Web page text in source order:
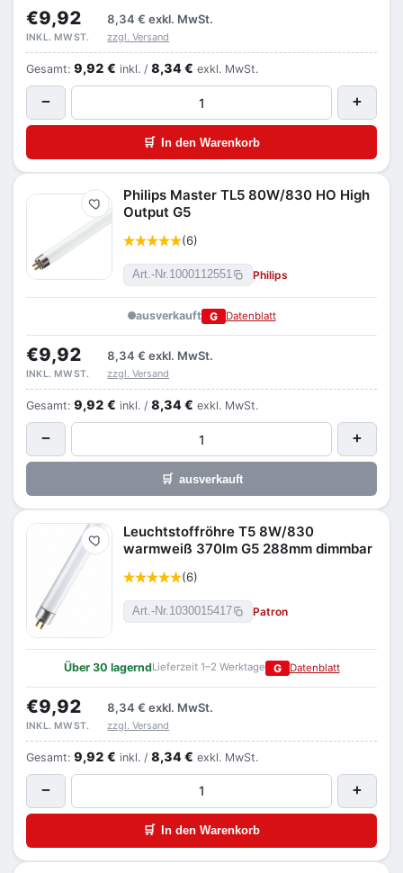
€9,92 8,34 € exkl. MwSt.
INKL. MWST. zzgl. Versand
Gesamt: 9,92 € inkl. / 8,34 € exkl. MwSt.
− +
🛒 In den Warenkorb
Merken
Philips Master TL5 80W/830 HO High
Output G5
(6)
Art.-Nr.1000112551 Philips
ausverkauft G Datenblatt
€9,92 8,34 € exkl. MwSt.
INKL. MWST. zzgl. Versand
Gesamt: 9,92 € inkl. / 8,34 € exkl. MwSt.
− +
🛒 ausverkauft
Merken
Leuchtstoffröhre T5 8W/830
warmweiß 370lm G5 288mm dimmbar
(6)
Art.-Nr.1030015417 Patron
Über 30 lagerndLieferzeit 1–2 Werktage G Datenblatt
€9,92 8,34 € exkl. MwSt.
INKL. MWST. zzgl. Versand
Gesamt: 9,92 € inkl. / 8,34 € exkl. MwSt.
− +
🛒 In den Warenkorb